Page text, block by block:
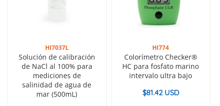
HI7037L
Solución de calibración
de NaCl al 100% para
mediciones de
salinidad de agua de
mar (500mL)
HI774
Colorímetro Checker®
HC para fosfato marino
intervalo ultra bajo
$81.42 USD